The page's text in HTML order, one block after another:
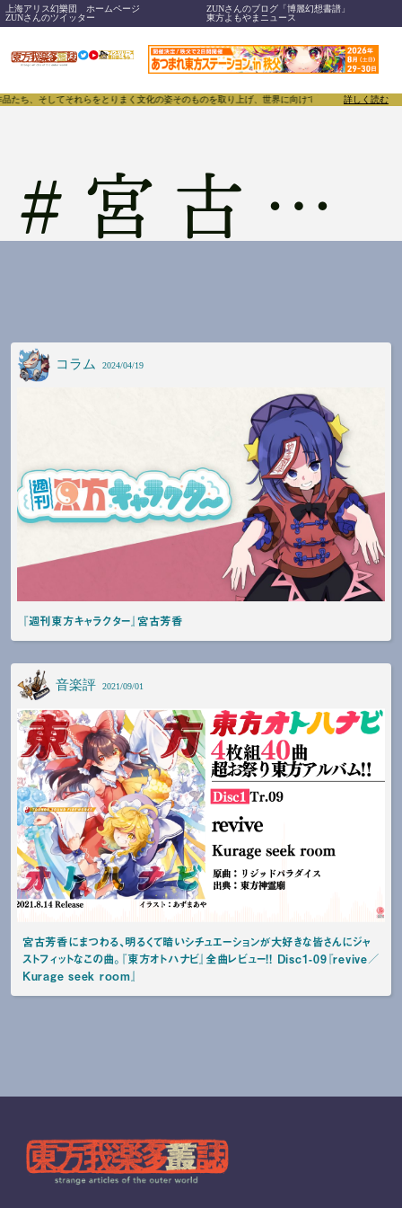
上海アリス幻樂団 ホームページ
ZUNさんのブログ「博麗幻想書譜」
ZUNさんのツイッター
東方よもやまニュース
、そしてそれらをとりまく文化の姿そのものを取り上げ、世界に向けて誇らしく発信するこ
詳しく読む
# 宮古芳香
コラム 2024/04/19
『週刊東方キャラクター』宮古芳香
音楽評 2021/09/01
宮古芳香にまつわる、明るくて暗いシチュエーションが大好きな皆さんにジャ
ストフィットなこの曲。『東方オトハナビ』全曲レビュー!! Disc1-09『revive／
Kurage seek room』